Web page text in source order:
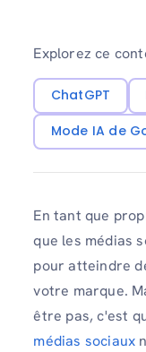
Explorez ce
ChatGPT
Mode IA de
En tant que
que les médias
pour atteindre
votre marque.
être pas, c'est
médias sociaux